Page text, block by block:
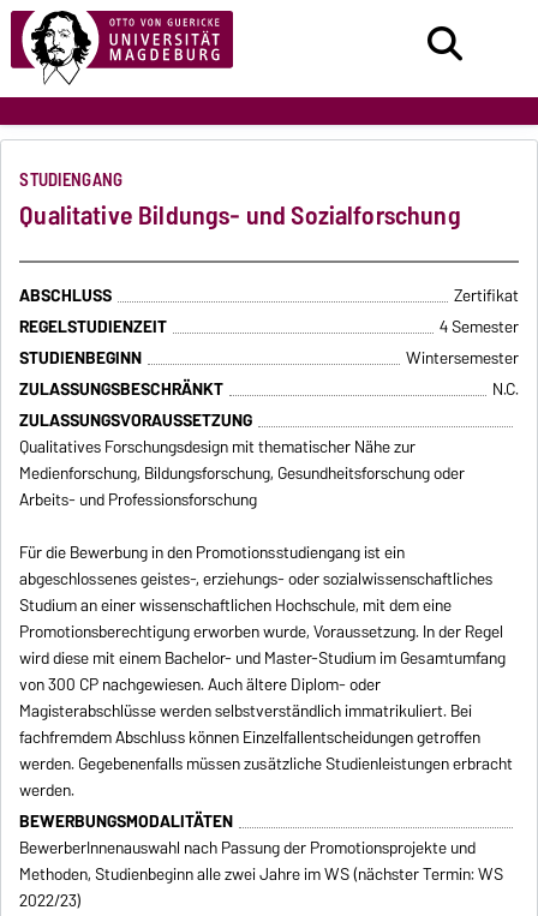
STUDIENGANG
Qualitative Bildungs- und Sozialforschung
ABSCHLUSS
Zertifikat
REGELSTUDIENZEIT
4 Semester
STUDIENBEGINN
Wintersemester
ZULASSUNGSBESCHRÄNKT
N.C.
ZULASSUNGSVORAUSSETZUNG
Qualitatives Forschungsdesign mit thematischer Nähe zur
Medienforschung, Bildungsforschung, Gesundheitsforschung oder
Arbeits- und Professionsforschung
Für die Bewerbung in den Promotionsstudiengang ist ein
abgeschlossenes geistes-, erziehungs- oder sozialwissenschaftliches
Studium an einer wissenschaftlichen Hochschule, mit dem eine
Promotionsberechtigung erworben wurde, Voraussetzung. In der Regel
wird diese mit einem Bachelor- und Master-Studium im Gesamtumfang
von 300 CP nachgewiesen. Auch ältere Diplom- oder
Magisterabschlüsse werden selbstverständlich immatrikuliert. Bei
fachfremdem Abschluss können Einzelfallentscheidungen getroffen
werden. Gegebenenfalls müssen zusätzliche Studienleistungen erbracht
werden.
BEWERBUNGSMODALITÄTEN
BewerberInnenauswahl nach Passung der Promotionsprojekte und
Methoden, Studienbeginn alle zwei Jahre im WS (nächster Termin: WS
2022/23)